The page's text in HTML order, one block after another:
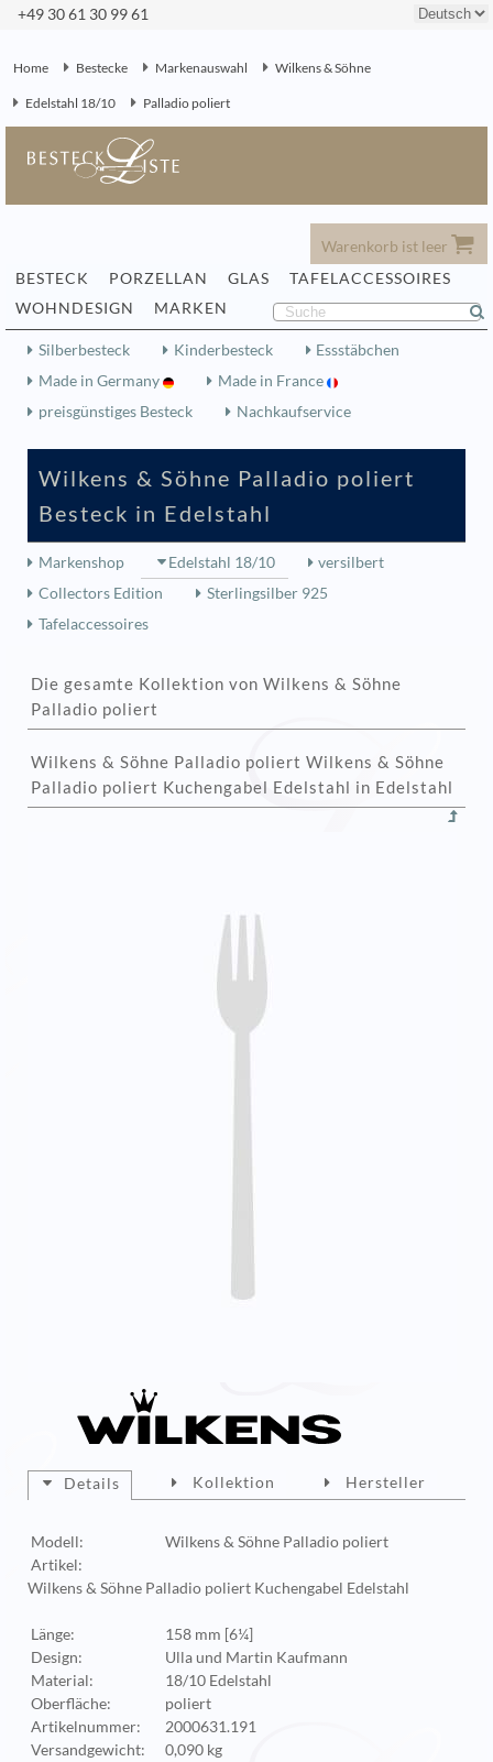
+49 30 61 30 99 61
Home Bestecke Markenauswahl Wilkens & Söhne
Edelstahl 18/10 Palladio poliert
Warenkorb ist leer
BESTECK
PORZELLAN GLAS
TAFELACCESSOIRES
WOHNDESIGN
MARKEN
Silberbesteck Kinderbesteck
Essstäbchen
Made in Germany
Made in France
preisgünstiges Besteck
Nachkaufservice
Wilkens & Söhne Palladio poliert
Besteck in Edelstahl
Markenshop Edelstahl 18/10
versilbert
Collectors Edition
Sterlingsilber 925
Tafelaccessoires
Die gesamte Kollektion von Wilkens & Söhne
Palladio poliert
Wilkens & Söhne Palladio poliert Wilkens & Söhne
Palladio poliert Kuchengabel Edelstahl in Edelstahl
Details
Modell:
Wilkens & Söhne Palladio poliert
Artikel:
Wilkens & Söhne Palladio poliert Kuchengabel Edelstahl
Länge:
158 mm [6¼]
Design:
Ulla und Martin Kaufmann
Material:
18/10 Edelstahl
Oberfläche:
poliert
Artikelnummer:
2000631.191
Versandgewicht:
0,090 kg
Kollektion Hersteller